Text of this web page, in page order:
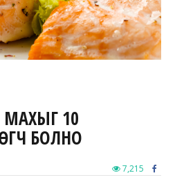
МАХЫГ 10
БОЛНО
7,215